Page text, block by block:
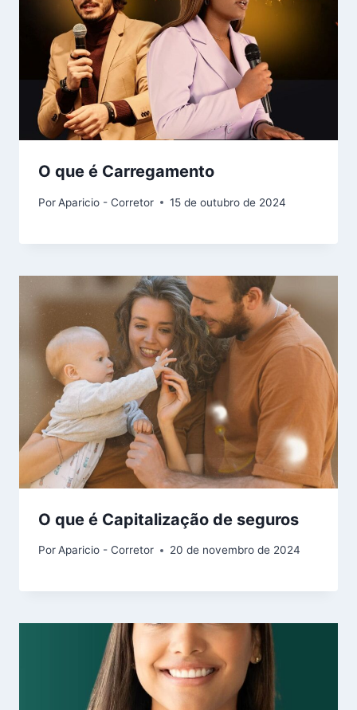
O que é Carregamento
PorAparicio - Corretor 15 de outubro de 2024
O que é Capitalização de seguros
PorAparicio - Corretor 20 de novembro de 2024